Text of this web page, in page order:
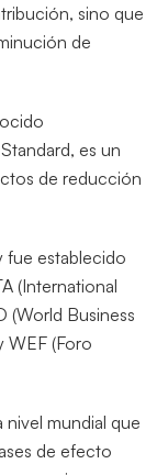
sino que
de
es un
de reducción
fue establecido
(International
(World Business
WEF (Foro
mundial que
de efecto